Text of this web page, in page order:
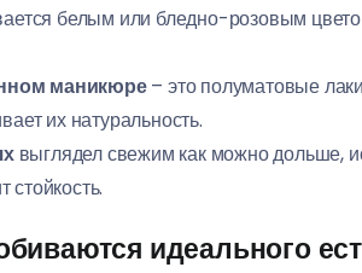
белым или бледно-розовым
маникюре– это полуматовые
их натуральность.
выглядел свежим как можно дольше,
стойкость.
идеального